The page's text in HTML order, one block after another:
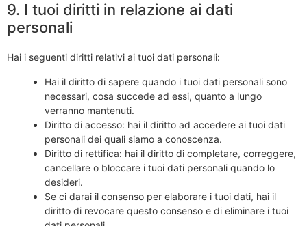
9. I tuoi diritti in relazione ai dati
personali
Hai i seguenti diritti relativi ai tuoi dati personali:
Hai il diritto di sapere quando i tuoi dati personali sono
necessari, cosa succede ad essi, quanto a lungo
verranno mantenuti.
Diritto di accesso: hai il diritto ad accedere ai tuoi dati
personali dei quali siamo a conoscenza.
Diritto di rettifica: hai il diritto di completare, correggere,
cancellare o bloccare i tuoi dati personali quando lo
desideri.
Se ci darai il consenso per elaborare i tuoi dati, hai il
diritto di revocare questo consenso e di eliminare i tuoi